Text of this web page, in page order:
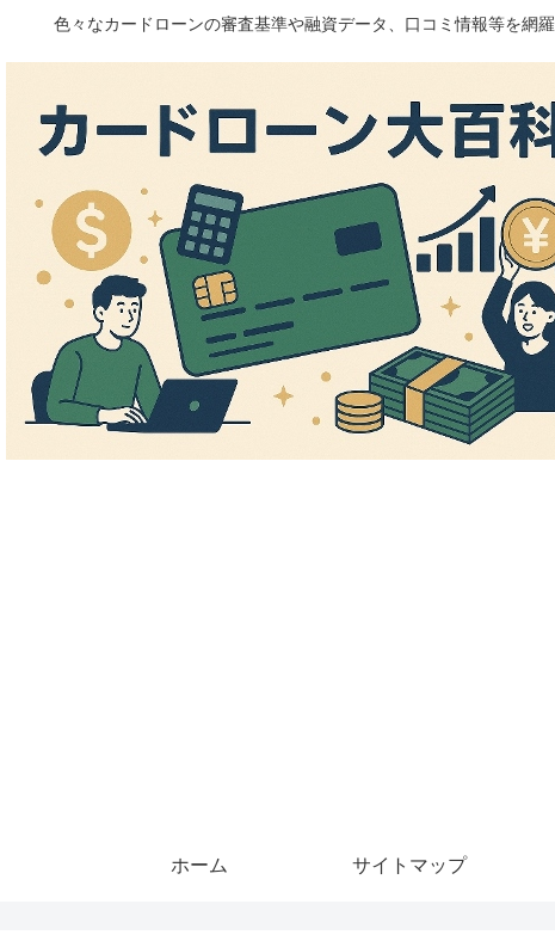
色々なカードローンの審査基準や融資データ、口コミ情報等を網羅
ホーム サイトマップ